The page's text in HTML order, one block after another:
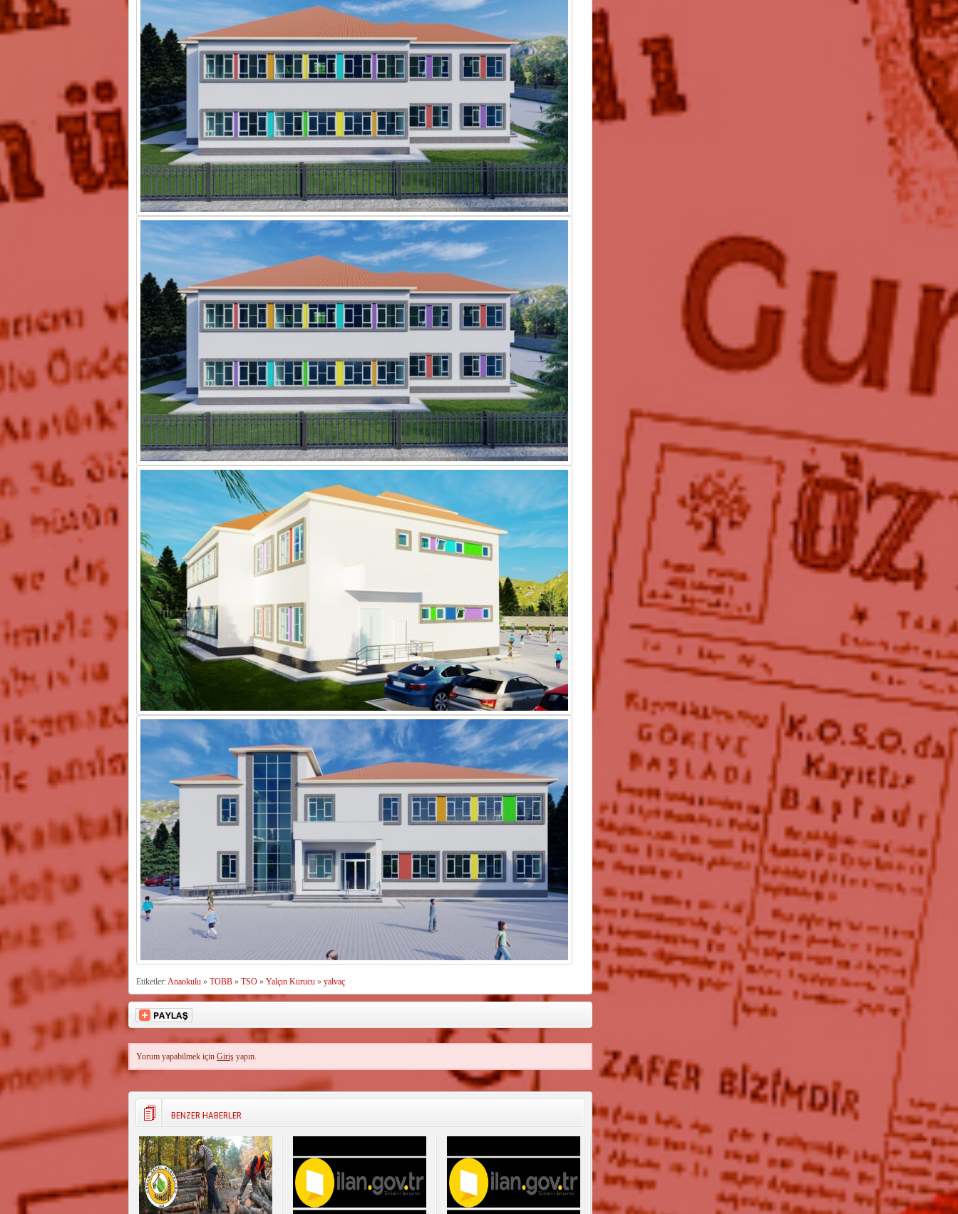
Etiketler:Anaokulu» TOBB» TSO» Yalçın Kurucu» yalvaç
Yorum yapabilmek içinGiriş yapın.
BENZER HABERLER